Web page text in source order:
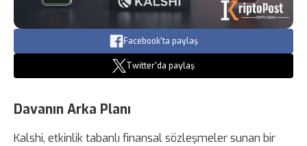
Facebook'ta paylaş
Twitter'da paylaş
Davanın Arka Planı
Kalshi, etkinlik tabanlı finansal sözleşmeler sunan bir